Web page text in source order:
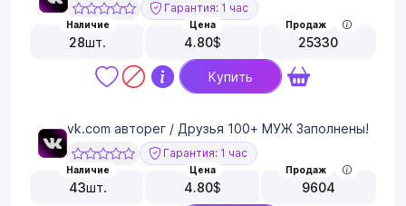
Гарантия: 1 час
Наличие
28шт.
Цена
4.80$
Продаж
25330
Купить
vk.com авторег / Друзья 100+ МУЖ Заполнены!
Гарантия: 1 час
Наличие
43шт.
Цена
4.80$
Продаж
9604